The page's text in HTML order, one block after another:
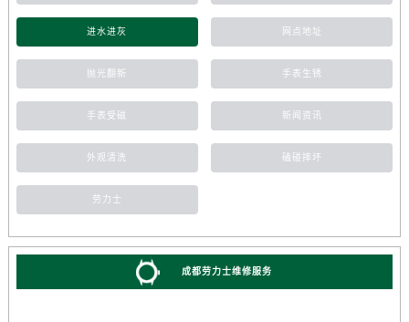
进水进灰 网点地址
抛光翻新 手表生锈
手表受磁 新闻资讯
外观清洗 磕碰摔坏
劳力士
成都劳力士维修服务